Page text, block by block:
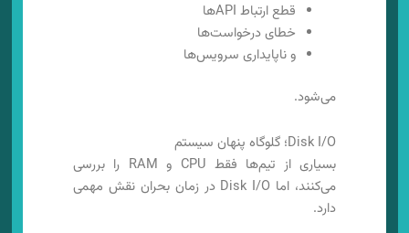
قطع ارتباط APIها
خطای درخواست‌ها
و ناپایداری سرویس‌ها
می‌شود.
Disk I/O؛ گلوگاه پنهان سیستم
بسیاری از تیم‌ها فقط CPU و RAM را بررسی
می‌کنند، اما Disk I/O در زمان بحران نقش مهمی
دارد.